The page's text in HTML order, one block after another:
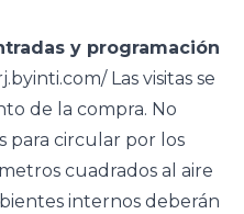
y programación
Las visitas se
de la compra. No
para circular por los
cuadrados al aire
internos deberán